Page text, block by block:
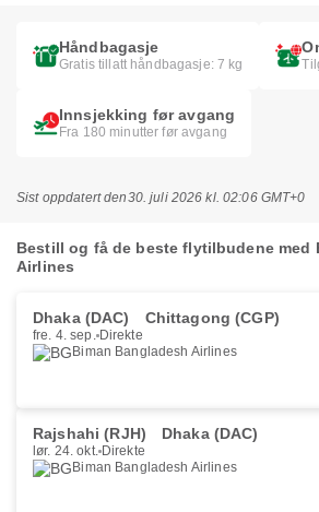
Håndbagasje
Gratis tillatt håndbagasje: 7 kg
Innsjekking før avgang
Fra 180 minutter før avgang
Sist oppdatert den30. juli 2026 kl. 02:06 GMT+0
Bestill og få de beste flytilbudene med
Airlines
Dhaka (DAC) Chittagong (CGP)
fre. 4. sep. Direkte
Biman Bangladesh Airlines
Rajshahi (RJH) Dhaka (DAC)
lør. 24. okt. Direkte
Biman Bangladesh Airlines